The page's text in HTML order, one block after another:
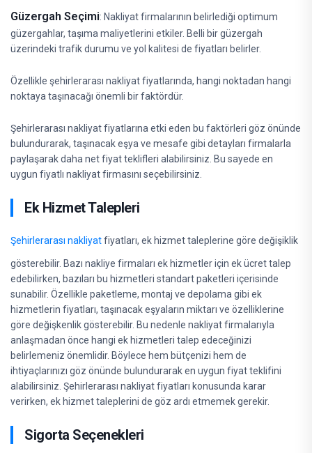
Güzergah Seçimi: Nakliyat firmalarının belirlediği optimum
güzergahlar, taşıma maliyetlerini etkiler. Belli bir güzergah
üzerindeki trafik durumu ve yol kalitesi de fiyatları belirler.
Özellikle şehirlerarası nakliyat fiyatlarında, hangi noktadan hangi
noktaya taşınacağı önemli bir faktördür.
Şehirlerarası nakliyat fiyatlarına etki eden bu faktörleri göz önünde
bulundurarak, taşınacak eşya ve mesafe gibi detayları firmalarla
paylaşarak daha net fiyat teklifleri alabilirsiniz. Bu sayede en
uygun fiyatlı nakliyat firmasını seçebilirsiniz.
Ek Hizmet Talepleri
Şehirlerarası nakliyatfiyatları, ek hizmet taleplerine göre değişiklik
gösterebilir. Bazı nakliye firmaları ek hizmetler için ek ücret talep
edebilirken, bazıları bu hizmetleri standart paketleri içerisinde
sunabilir. Özellikle paketleme, montaj ve depolama gibi ek
hizmetlerin fiyatları, taşınacak eşyaların miktarı ve özelliklerine
göre değişkenlik gösterebilir. Bu nedenle nakliyat firmalarıyla
anlaşmadan önce hangi ek hizmetleri talep edeceğinizi
belirlemeniz önemlidir. Böylece hem bütçenizi hem de
ihtiyaçlarınızı göz önünde bulundurarak en uygun fiyat teklifini
alabilirsiniz. Şehirlerarası nakliyat fiyatları konusunda karar
verirken, ek hizmet taleplerini de göz ardı etmemek gerekir.
Sigorta Seçenekleri